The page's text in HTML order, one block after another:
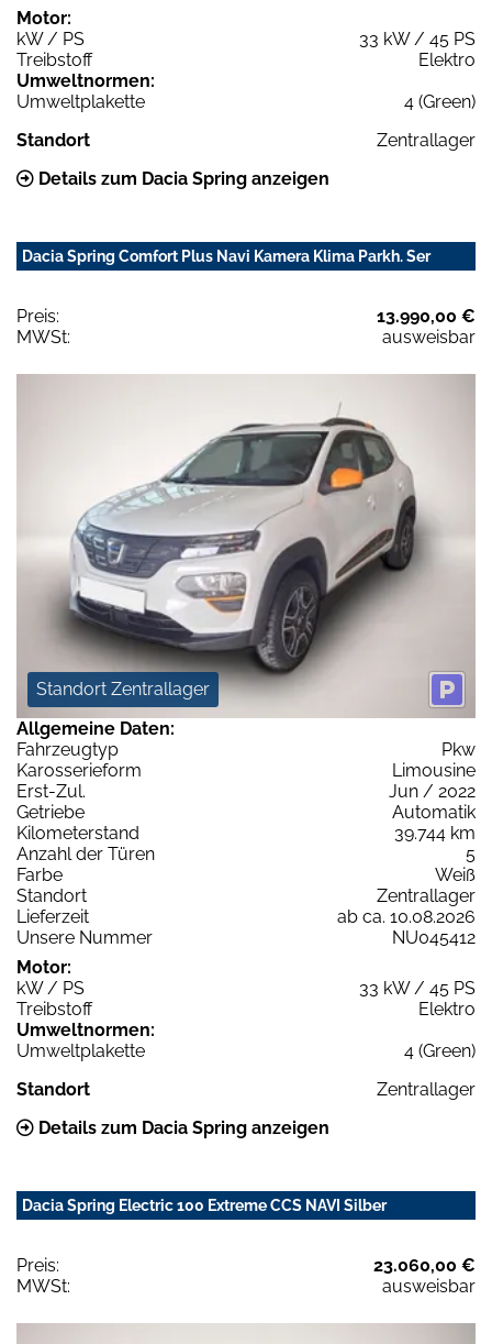
Motor:
kW / PS
33 kW / 45 PS
Treibstoff
Elektro
Umweltnormen:
Umweltplakette
4 (Green)
Standort
Zentrallager
Details zum Dacia Spring anzeigen
Dacia Spring Comfort Plus Navi Kamera Klima Parkh. Ser
Preis:
13.990,00 €
MWSt:
ausweisbar
Standort Zentrallager
Allgemeine Daten:
Fahrzeugtyp
Pkw
Karosserieform
Limousine
Erst-Zul.
Jun / 2022
Getriebe
Automatik
Kilometerstand
39.744 km
Anzahl der Türen
5
Farbe
Weiß
Standort
Zentrallager
Lieferzeit
ab ca. 10.08.2026
Unsere Nummer
NU045412
Motor:
kW / PS
33 kW / 45 PS
Treibstoff
Elektro
Umweltnormen:
Umweltplakette
4 (Green)
Standort
Zentrallager
Details zum Dacia Spring anzeigen
Dacia Spring Electric 100 Extreme CCS NAVI Silber
Preis:
23.060,00 €
MWSt:
ausweisbar